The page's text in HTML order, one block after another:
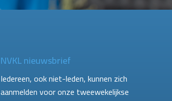
NVKL nieuwsbrief
Iedereen, ook niet-leden, kunnen zich
aanmelden voor onze tweewekelijkse